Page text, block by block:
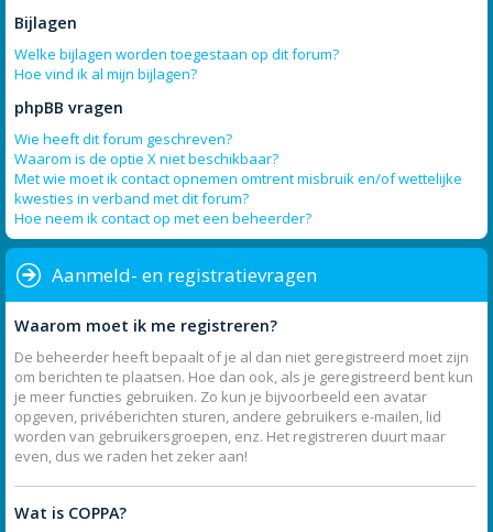
Bijlagen
Welke bijlagen worden toegestaan op dit forum?
Hoe vind ik al mijn bijlagen?
phpBB vragen
Wie heeft dit forum geschreven?
Waarom is de optie X niet beschikbaar?
Met wie moet ik contact opnemen omtrent misbruik en/of wettelijke
kwesties in verband met dit forum?
Hoe neem ik contact op met een beheerder?
Aanmeld- en registratievragen
Waarom moet ik me registreren?
De beheerder heeft bepaalt of je al dan niet geregistreerd moet zijn
om berichten te plaatsen. Hoe dan ook, als je geregistreerd bent kun
je meer functies gebruiken. Zo kun je bijvoorbeeld een avatar
opgeven, privéberichten sturen, andere gebruikers e-mailen, lid
worden van gebruikersgroepen, enz. Het registreren duurt maar
even, dus we raden het zeker aan!
Wat is COPPA?